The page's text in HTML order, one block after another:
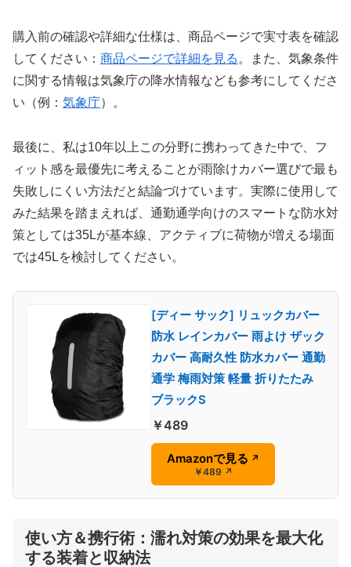
購入前の確認や詳細な仕様は、商品ページで実寸表を確認
してください： 商品ページで詳細を見る 。また、気象条件
に関する情報は気象庁の降水情報なども参考にしてくださ
い（例： 気象庁）。
最後に、私は10年以上この分野に携わってきた中で、フ
ィット感を最優先に考えることが雨除けカバー選びで最も
失敗しにくい方法だと結論づけています。実際に使用して
みた結果を踏まえれば、通勤通学向けのスマートな防水対
策としては35Lが基本線、アクティブに荷物が増える場面
では45Lを検討してください。
[ディー サック] リュックカバー
防水 レインカバー 雨よけ ザック
カバー 高耐久性 防水カバー 通勤
通学 梅雨対策 軽量 折りたたみ
ブラックS
￥489
Amazonで見る ↗
￥489 ↗
使い方＆携行術：濡れ対策の効果を最大化
する装着と収納法